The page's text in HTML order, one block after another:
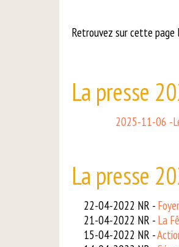
Retrouvez sur cette page
La presse
2025-11-06 -
La presse
22-04-2022 NR -
21-04-2022 NR - La
15-04-2022 NR -